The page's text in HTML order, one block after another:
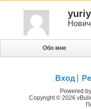
Обо мне
Вход
Powered by
Copyright © 2026